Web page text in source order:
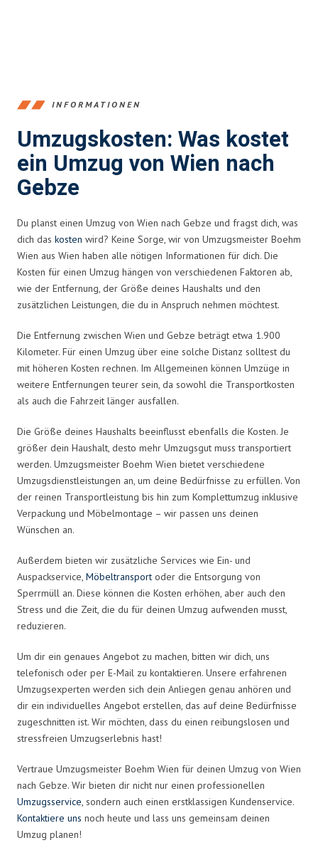
INFORMATIONEN
Umzugskosten: Was kostet
ein Umzug von Wien nach
Gebze
Du planst einen Umzug von Wien nach Gebze und fragst dich, was
dich das kosten wird? Keine Sorge, wir von Umzugsmeister Boehm
Wien aus Wien haben alle nötigen Informationen für dich. Die
Kosten für einen Umzug hängen von verschiedenen Faktoren ab,
wie der Entfernung, der Größe deines Haushalts und den
zusätzlichen Leistungen, die du in Anspruch nehmen möchtest.
Die Entfernung zwischen Wien und Gebze beträgt etwa 1.900
Kilometer. Für einen Umzug über eine solche Distanz solltest du
mit höheren Kosten rechnen. Im Allgemeinen können Umzüge in
weitere Entfernungen teurer sein, da sowohl die Transportkosten
als auch die Fahrzeit länger ausfallen.
Die Größe deines Haushalts beeinflusst ebenfalls die Kosten. Je
größer dein Haushalt, desto mehr Umzugsgut muss transportiert
werden. Umzugsmeister Boehm Wien bietet verschiedene
Umzugsdienstleistungen an, um deine Bedürfnisse zu erfüllen. Von
der reinen Transportleistung bis hin zum Komplettumzug inklusive
Verpackung und Möbelmontage – wir passen uns deinen
Wünschen an.
Außerdem bieten wir zusätzliche Services wie Ein- und
Auspackservice, Möbeltransport oder die Entsorgung von
Sperrmüll an. Diese können die Kosten erhöhen, aber auch den
Stress und die Zeit, die du für deinen Umzug aufwenden musst,
reduzieren.
Um dir ein genaues Angebot zu machen, bitten wir dich, uns
telefonisch oder per E-Mail zu kontaktieren. Unsere erfahrenen
Umzugsexperten werden sich dein Anliegen genau anhören und
dir ein individuelles Angebot erstellen, das auf deine Bedürfnisse
zugeschnitten ist. Wir möchten, dass du einen reibungslosen und
stressfreien Umzugserlebnis hast!
Vertraue Umzugsmeister Boehm Wien für deinen Umzug von Wien
nach Gebze. Wir bieten dir nicht nur einen professionellen
Umzugsservice, sondern auch einen erstklassigen Kundenservice.
Kontaktiere uns noch heute und lass uns gemeinsam deinen
Umzug planen!